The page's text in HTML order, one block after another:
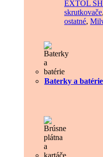
EXTOL
skrutkovače,
ostatné,
Baterky a batérie